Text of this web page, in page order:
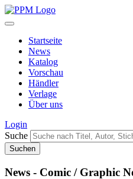
Startseite
News
Katalog
Vorschau
Händler
Verlage
Über uns
Login
Suche
News - Comic / Graphic